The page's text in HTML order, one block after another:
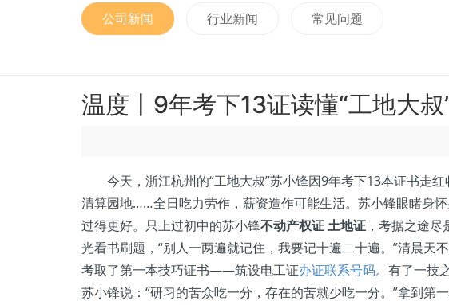
公司新闻 行业新闻 常见问题
温度丨9年考下13证读懂“工地大
今天，浙江杭州的“工地大叔”苏小锋因9年考下13本证书走红
清算园地……全日吃力劳作，薪资造作可能生活。苏小锋眼睹身
过得更好。只上过初中的苏小锋不动产权证 土地证 ，考据之途
光看书刷题，“别人一两遍就记住，我要记十遍二十遍。”清晨
考取了第一本技巧证书——筑设电工证办证联系号码。有了一技
苏小锋说：“研习的苦众吃一分，存在的苦就少吃一分。”拿到